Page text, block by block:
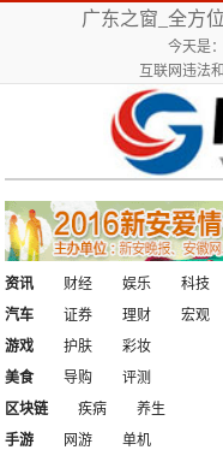
广东之窗_全方
今天是
互联网违法
资讯 财经 娱乐
科技
汽车
证券 理财 宏观
游戏
护肤
彩妆
美食
导购 评测
区块链
疾病
养生
手游
网游 单机